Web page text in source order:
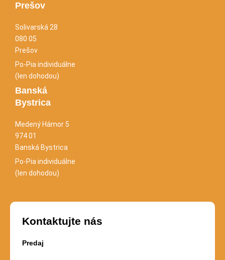
Prešov
Solivarská 28
080 05
Prešov
Po-Pia individuálne
(len dohodou)
Banská
Bystrica
Medený Hámor 5
974 01
Banská Bystrica
Po-Pia individuálne
(len dohodou)
Kontaktujte nás
Predaj